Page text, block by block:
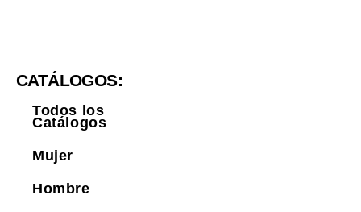
CATÁLOGOS:
Todos los
Catálogos
Mujer
Hombre